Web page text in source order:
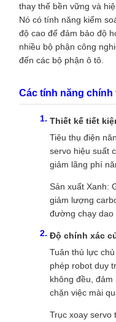
thay thế bền vững và
Nó có tính năng kiểm
độ cao để đảm bảo độ
nhiều bộ phận công
đến các bộ phận ô tô.
Các tính năng chính
Thiết kế tiết
Tiêu thụ điện
servo hiệu suất
giảm lãng phí
Sản xuất Xanh:
giảm lượng
đường chạy dao
Độ chính xác
Tuân thủ lực
phép robot duy
không đều,
chặn việc mài
Trục xoay servo